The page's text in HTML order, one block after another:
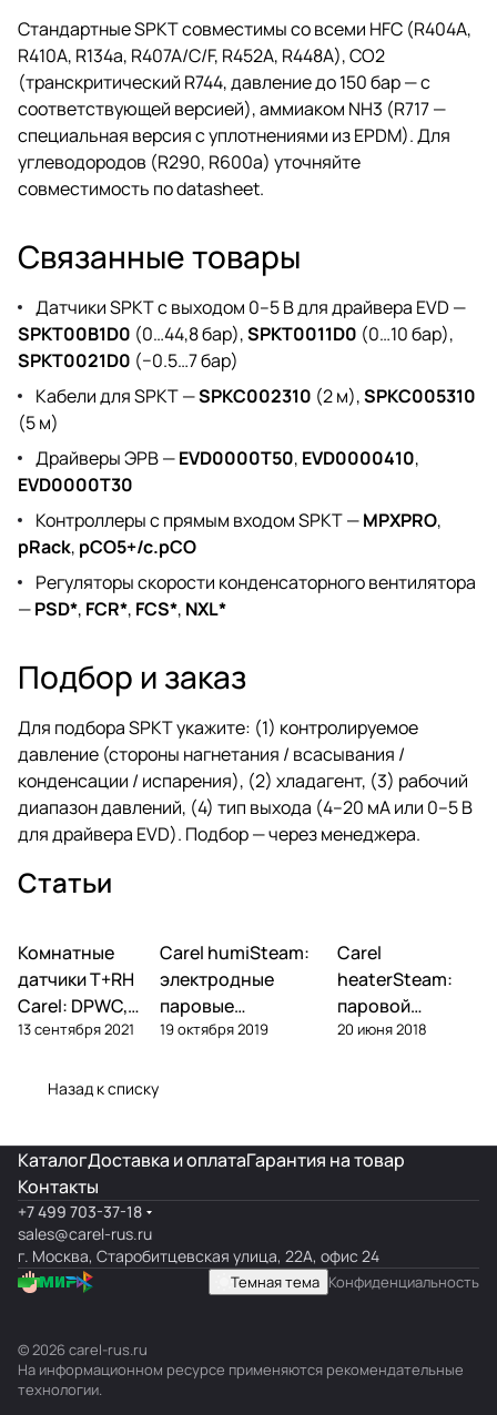
Стандартные SPKT совместимы со всеми HFC (R404A,
R410A, R134a, R407A/C/F, R452A, R448A), CO2
(транскритический R744, давление до 150 бар — с
соответствующей версией), аммиаком NH3 (R717 —
специальная версия с уплотнениями из EPDM). Для
углеводородов (R290, R600a) уточняйте
совместимость по datasheet.
Связанные товары
Датчики SPKT с выходом 0–5 В для драйвера EVD —
SPKT00B1D0 (0…44,8 бар),SPKT0011D0 (0…10 бар),
SPKT0021D0 (−0.5…7 бар)
Кабели для SPKT —SPKC002310 (2 м),SPKC005310
(5 м)
Драйверы ЭРВ —EVD0000T50, EVD0000410,
EVD0000T30
Контроллеры с прямым входом SPKT —MPXPRO,
pRack, pCO5+/c.pCO
Регуляторы скорости конденсаторного вентилятора
—PSD*, FCR*, FCS*, NXL*
Подбор и заказ
Для подбора SPKT укажите: (1) контролируемое
давление (стороны нагнетания / всасывания /
конденсации / испарения), (2) хладагент, (3) рабочий
диапазон давлений, (4) тип выхода (4–20 мА или 0–5 В
для драйвера EVD). Подбор — черезменеджера.
Статьи
Автоматика и
контроллеры
Комнатные
датчики T+RH
Carel: DPWC,
DPDC, ASWC —
13 сентября 2021
Увлажнение
Carel humiSteam:
электродные
паровые
увлажнители —
19 октября 2019
Увлажнение
Carel
heaterSteam:
паровой
увлажнитель с
20 июня 2018
Назад к списку
КаталогДоставка и оплатаГарантия на товар
Контакты
+7 499 703-37-18
sales@carel-rus.ru
г. Москва, Старобитцевская улица, 22А, офис 24
Темная тема Конфиденциальность
© 2026 carel-rus.ru
На информационном ресурсе применяются рекомендательные
технологии.